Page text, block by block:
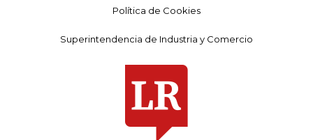
Política de Cookies
Superintendencia de Industria y Comercio